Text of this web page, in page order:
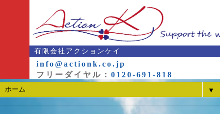
有限会社アクションケイ
info@actionk.co.jp
フリーダイヤル： 0120-691-818
▼